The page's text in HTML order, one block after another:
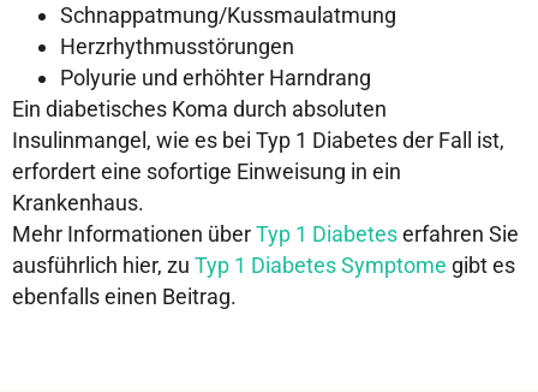
Schnappatmung/Kussmaulatmung
Herzrhythmusstörungen
Polyurie und erhöhter Harndrang
Ein diabetisches Koma durch absoluten
Insulinmangel, wie es bei Typ 1 Diabetes der Fall ist,
erfordert eine sofortige Einweisung in ein
Krankenhaus.
Mehr Informationen überTyp 1 Diabeteserfahren Sie
ausführlich hier, zu Typ 1 Diabetes Symptome gibt es
ebenfalls einen Beitrag.